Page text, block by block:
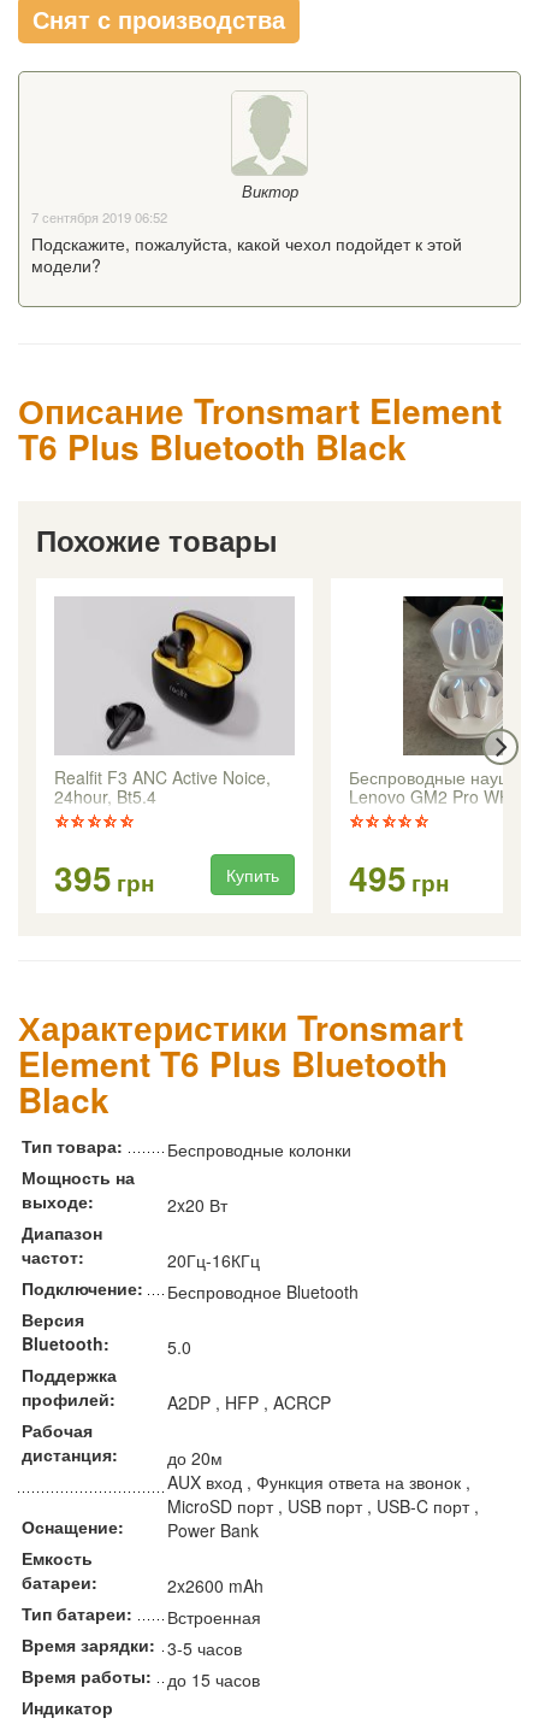
Снят с производства
Виктор
7 сентября 2019 06:52
Подскажите, пожалуйста, какой чехол подойдет к этой
модели?
Описание Tronsmart Element
T6 Plus Bluetooth Black
Похожие товары
Realfit F3 ANC Active Noice,
24hour, Bt5.4
395 грн Купить
Беспроводные
Lenovo GM2 Pro WHITE
495 грн
Характеристики Tronsmart
Element T6 Plus Bluetooth
Black
Тип товара:
Беспроводные колонки
Мощность на
выходе:
2x20 Вт
Диапазон
частот:
20Гц-16КГц
Подключение:
Беспроводное Bluetooth
Версия
Bluetooth:
5.0
Поддержка
профилей:
A2DP , HFP , ACRCP
Рабочая
дистанция:
до 20м
Оснащение:
AUX вход , Функция ответа на звонок ,
MicroSD порт , USB порт , USB-C порт ,
Power Bank
Емкость
батареи:
2x2600 mAh
Тип батареи:
Встроенная
Время зарядки: 3-5 часов
Время работы:
до 15 часов
Индикатор